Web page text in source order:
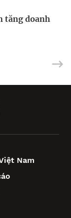
tăng doanh
thị trường
Nam